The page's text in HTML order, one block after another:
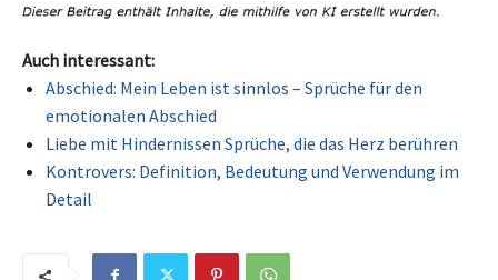
Auch interessant:
Abschied: Mein Leben ist sinnlos – Sprüche für den
emotionalen Abschied
Liebe mit Hindernissen Sprüche, die das Herz berühren
Kontrovers: Definition, Bedeutung und Verwendung im
Detail